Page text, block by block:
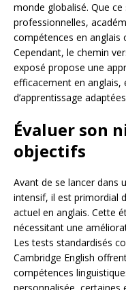
monde globalisé. Que
professionnelles,
compétences en anglais
Cependant, le chemin
exposé propose une
efficacement en anglais,
d’apprentissage
Évaluer son
objectifs
Avant de se lancer dans
intensif, il est primordial
actuel en anglais. Cette
nécessitant une
Les tests standardisés
Cambridge English
compétences